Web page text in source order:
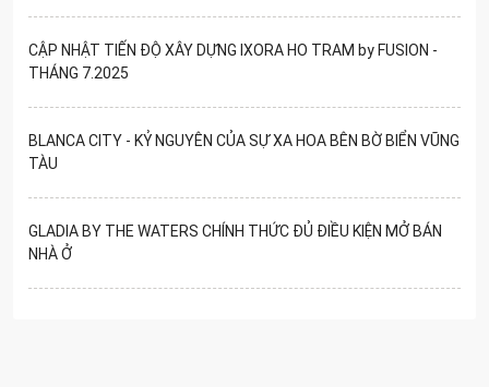
CẬP NHẬT TIẾN ĐỘ XÂY DỰNG IXORA HO TRAM by FUSION -
THÁNG 7.2025
BLANCA CITY - KỶ NGUYÊN CỦA SỰ XA HOA BÊN BỜ BIỂN VŨNG
TÀU
GLADIA BY THE WATERS CHÍNH THỨC ĐỦ ĐIỀU KIỆN MỞ BÁN
NHÀ Ở